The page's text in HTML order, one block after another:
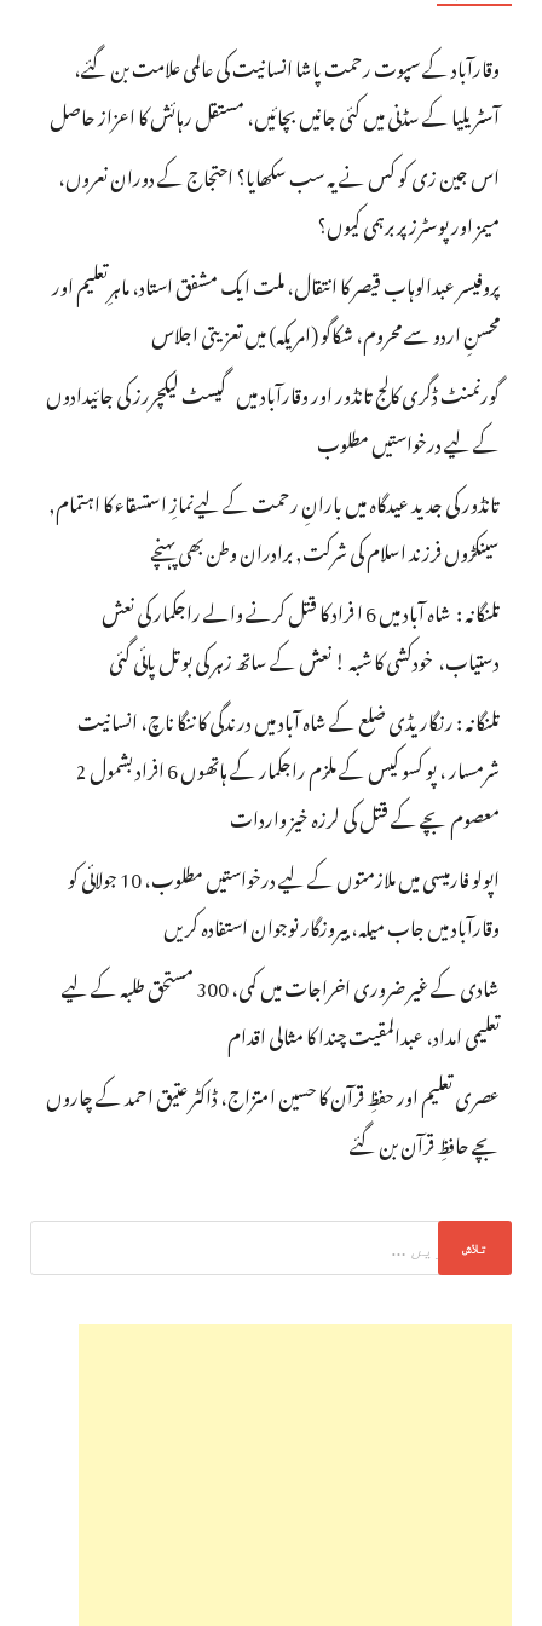
وقارآباد کے سپوت رحمت پاشا انسانیت کی عالمی علامت بن گئے،
آسٹریلیا کے سڈنی میں کئی جانیں بچائیں، مستقل رہائش کا اعزاز حاصل
اس جین زی کو کس نے یہ سب سکھایا؟ احتجاج کے دوران نعروں،
میمز اور پوسٹرز پر برہمی کیوں؟
پروفیسر عبدالوہاب قیصر کا انتقال، ملت ایک مشفق استاد، ماہرِتعلیم اور
محسنِ اردو سے محروم، شکاگو (امریکہ) میں تعزیتی اجلاس
گورنمنٹ ڈگری کالج تانڈور اور وقارآباد میں گیسٹ لیکچررز کی جائیدادوں
کے لیے درخواستیں مطلوب
تانڈور کی جدید عیدگاہ میں بارانِ رحمت کے لیےنمازِ استسقاء کا اہتمام,
سینکڑوں فرزند اسلام کی شرکت, برادران وطن بھی پہنچے
تلنگانہ : شاہ آباد میں 6 ا فراد کا قتل کرنے والے راجکمار کی نعش
دستیاب، خودکشی کا شبہ ! نعش کے ساتھ زہر کی بوتل پائی گئی
تلنگانہ : رنگاریڈی ضلع کے شاہ آباد میں درندگی کا ننگا ناچ، انسانیت
شرمسار ، پو کسو کیس کے ملزم راجکمار کے ہاتھوں 6 افراد بشمول 2
معصوم بچے کے قتل کی لرزہ خیز واردات
اپولو فارمیسی میں ملازمتوں کے لیے درخواستیں مطلوب، 10 جولائی کو
وقارآباد میں جاب میلہ، بیروزگار نوجوان استفادہ کریں
شادی کے غیر ضروری اخراجات میں کمی، 300 مستحق طلبہ کے لیے
تعلیمی امداد، عبدالمقیت چندا کا مثالی اقدام
عصری تعلیم اور حفظِ قرآن کا حسین امتزاج، ڈاکٹر عتیق احمد کے چاروں
بچے حافظِ قرآن بن گئے